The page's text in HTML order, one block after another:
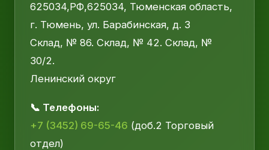
625034,РФ,625034, Тюменская область,
г. Тюмень, ул. Барабинская, д. 3
Склад, № 86. Склад, № 42. Склад, №
30/2.
Ленинский округ
📞 Телефоны:
+7 (3452) 69-65-46 (доб.2 Торговый
отдел)